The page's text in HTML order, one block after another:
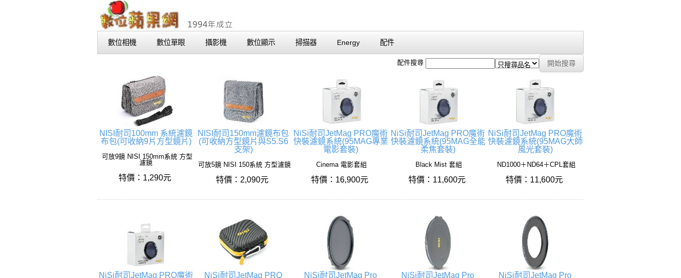
數位相機 數位單眼 攝影機 數位顯示 掃描器 Energy 配件
配件搜尋
NISI耐司100mm 系統濾鏡
布包(可收納9片方型鏡片)
可放9鏡 NISI 150mm系統 方型
濾鏡
特價：1,290元
NISI耐司150mm濾鏡布包
(可收納方型鏡片與S5.S6
支架)
可放5鏡 NISI 150系統 方型濾鏡
特價：2,090元
NiSi耐司JetMag PRO魔術
快裝濾鏡系統(95MAG專業
電影套裝)
Cinema 電影套組
特價：16,900元
NiSi耐司JetMag PRO魔術
快裝濾鏡系統(95MAG全能
柔焦套裝)
Black Mist 套組
特價：11,600元
NiSi耐司JetMag PRO魔術
快裝濾鏡系統(95MAG大師
風光套裝)
ND1000＋ND64＋CPL套組
特價：11,600元
NiSi耐司JetMag PRO魔術
NiSi耐司JetMag PRO
NiSi耐司JetMag Pro
NiSi耐司JetMag Pro
NiSi耐司JetMag Pro